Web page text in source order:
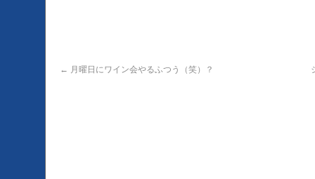
← 月曜日にワイン会やるふつう（笑）？